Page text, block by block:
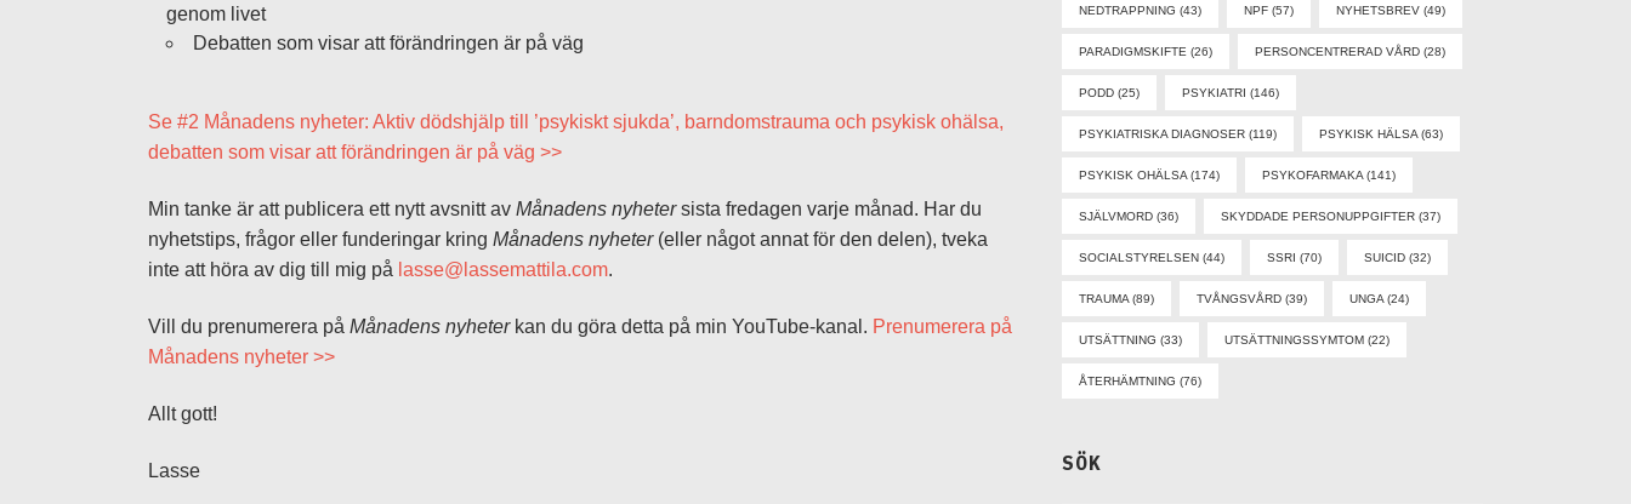
genom livet
Debatten som visar att förändringen är på väg
Se #2 Månadens nyheter: Aktiv dödshjälp till ’psykiskt sjukda’, barndomstrauma och psykisk ohälsa,
debatten som visar att förändringen är på väg >>
Min tanke är att publicera ett nytt avsnitt av Månadens nyhetersista fredagen varje månad. Har du
nyhetstips, frågor eller funderingar kring Månadens nyheter(eller något annat för den delen), tveka
inte att höra av dig till mig på lasse@lassemattila.com.
Vill du prenumerera på Månadens nyheterkan du göra detta på min YouTube-kanal. Prenumerera på
Månadens nyheter >>
Allt gott!
Lasse
NEDTRAPPNING (43) NPF (57) NYHETSBREV (49)
PARADIGMSKIFTE (26) PERSONCENTRERAD VÅRD (28)
PODD (25) PSYKIATRI (146)
PSYKIATRISKA DIAGNOSER (119) PSYKISK HÄLSA (63)
PSYKISK OHÄLSA (174) PSYKOFARMAKA (141)
SJÄLVMORD (36) SKYDDADE PERSONUPPGIFTER (37)
SOCIALSTYRELSEN (44) SSRI (70) SUICID (32)
TRAUMA (89) TVÅNGSVÅRD (39) UNGA (24)
UTSÄTTNING (33) UTSÄTTNINGSSYMTOM (22)
ÅTERHÄMTNING (76)
SÖK